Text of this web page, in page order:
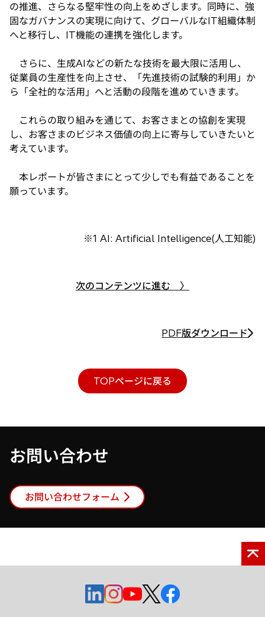
の推進、さらなる堅牢性の向上をめざします。同時に、強
固なガバナンスの実現に向けて、グローバルなIT組織体制
へと移行し、IT機能の連携を強化します。
さらに、生成AIなどの新たな技術を最大限に活用し、
従業員の生産性を向上させ、「先進技術の試験的利用」か
ら「全社的な活用」へと活動の段階を進めていきます。
これらの取り組みを通じて、お客さまとの協創を実現
し、お客さまのビジネス価値の向上に寄与していきたいと
考えています。
本レポートが皆さまにとって少しでも有益であることを
願っています。
※1 AI: Artificial Intelligence(人工知能)
次のコンテンツに進む 〉
PDF版ダウンロード
TOPページに戻る
お問い合わせ
お問い合わせフォーム
新
し
新
新
し
新
し
新